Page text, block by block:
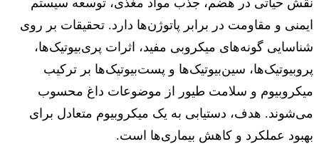
نقش حیاتی در هضم، جذب مواد مغذی، توسعه سیستم
ایمنی و مقاومت در برابر پاتوژن‌ها دارد. تحقیقات بر روی
شناسایی گونه‌های میکروبی مفید، اثرات پری‌بیوتیک‌ها،
پروبیوتیک‌ها، سین‌بیوتیک‌ها و پست‌بیوتیک‌ها بر ترکیب
میکروبیوم و سلامت طیور از موضوعات داغ محسوب
می‌شوند. هدف، دستیابی به یک میکروبیوم متعادل برای
بهبود عملکرد و کاهش بیماری‌ها است.